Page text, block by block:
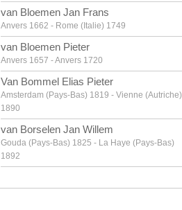
van Bloemen Jan Frans
Anvers 1662 - Rome (Italie) 1749
van Bloemen Pieter
Anvers 1657 - Anvers 1720
Van Bommel Elias Pieter
Amsterdam (Pays-Bas) 1819 - Vienne (Autriche)
1890
van Borselen Jan Willem
Gouda (Pays-Bas) 1825 - La Haye (Pays-Bas)
1892
Amsterdam ca. 1630 - 1677